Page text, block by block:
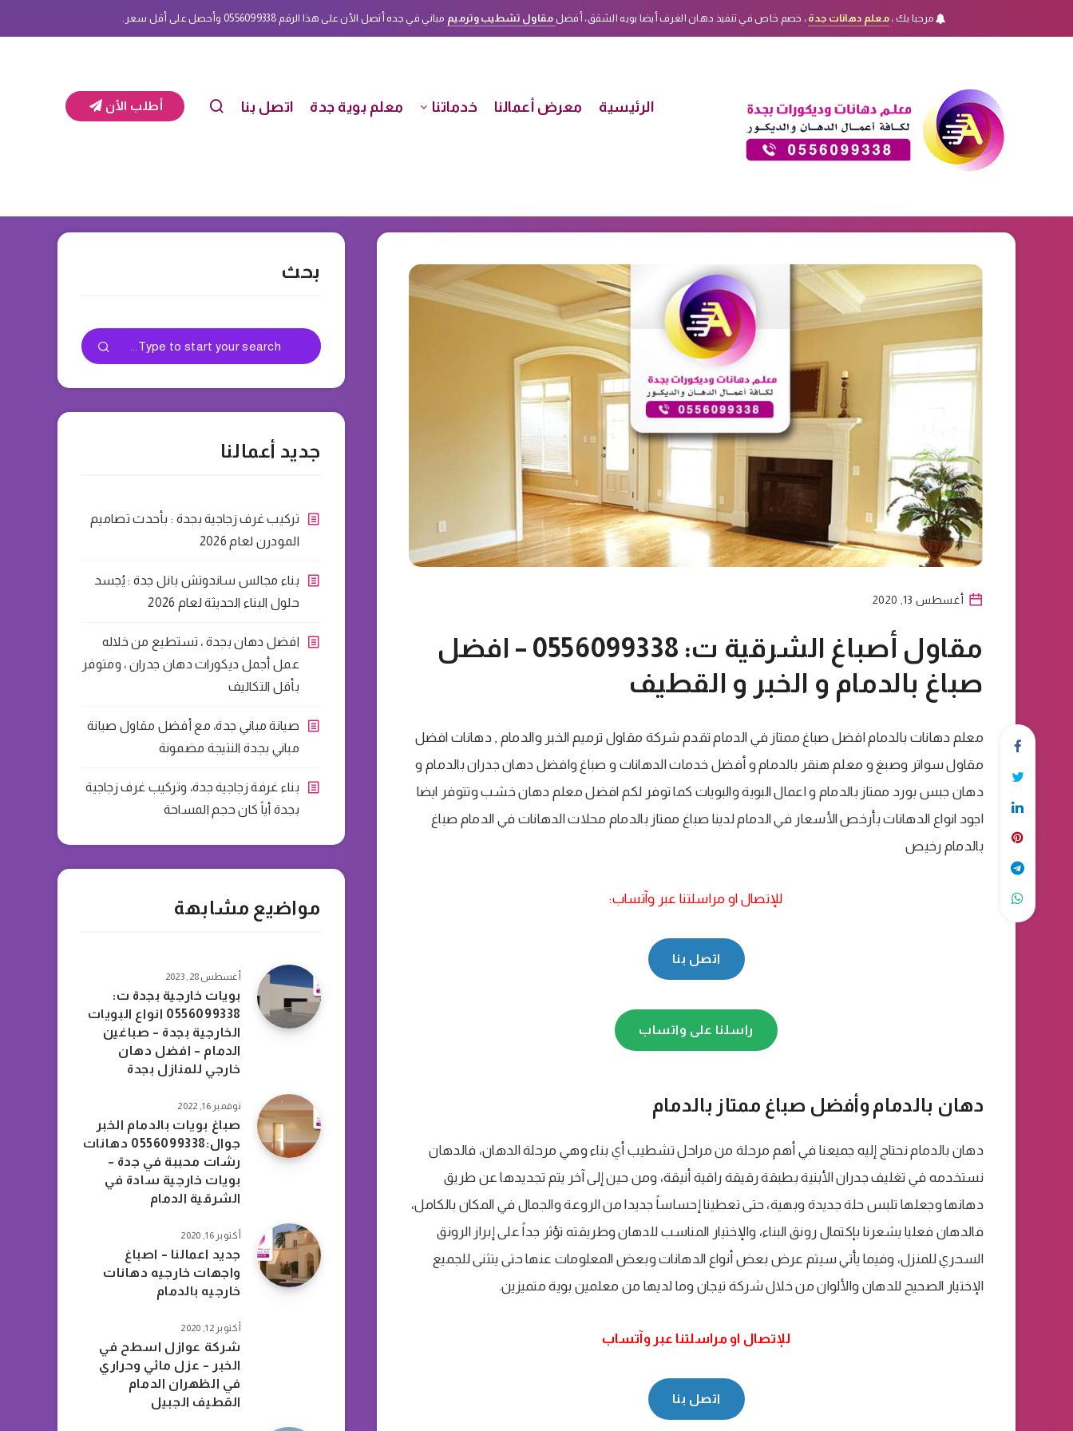
مرحبا بك ،معلم دهانات جدة ، خصم خاص في تنفيذ دهان الغرف أيضا بويه الشقق، أفضل مقاول تشطيب وترميم مباني في جده أتصل الأن على هذا الرقم 0556099338 وأحصل على أقل سعر.
الرئيسية معرض أعمالنا خدماتنا معلم بوية جدة اتصل بنا أطلب الأن
أغسطس 13, 2020
مقاول أصباغ الشرقية ت: 0556099338 – افضل
صباغ بالدمام و الخبر و القطيف
معلم دهانات بالدمام افضل صباغ ممتاز في الدمام تقدم شركة مقاول ترميم الخبر والدمام , دهانات افضل
مقاول سواتر وصبغ و معلم هنقر بالدمام و أفضل خدمات الدهانات و صباغ وافضل دهان جدران بالدمام و
دهان جبس بورد ممتاز بالدمام و اعمال البوية والبويات كما توفر لكم افضل معلم دهان خشب وتتوفر ايضا
اجود انواع الدهانات بأرخص الأسعار في الدمام لدينا صباغ ممتاز بالدمام محلات الدهانات في الدمام صباغ
بالدمام رخيص
للإتصال او مراسلتنا عبر وآتساب:
اتصل بنا
راسلنا على واتساب
دهان بالدمام وأفضل صباغ ممتاز بالدمام
دهان بالدمام نحتاج إليه جميعنا في أهم مرحلة من مراحل تشطيب أي بناء وهي مرحلة الدهان، فالدهان
نستخدمه في تغليف جدران الأبنية بطبقة رقيقة راقية أنيقة، ومن حين إلى آخر يتم تجديدها عن طريق
دهانها وجعلها تلبس حلة جديدة وبهية، حتى تعطينا إحساساً جديدا من الروعة والجمال في المكان بالكامل،
فالدهان فعليا يشعرنا بإكتمال رونق البناء، والإختيار المناسب للدهان وطريقته تؤثر جداً على إبراز الرونق
السحري للمنزل، وفيما يأتي سيتم عرض بعض أنواع الدهانات وبعض المعلومات عنها حتى يتثنى للجميع
الإختيار الصحيح للدهان والألوان من خلال شركة تيجان وما لديها من معلمين بوية متميزين.
للإتصال او مراسلتنا عبر وآتساب
اتصل بنا
بحث
جديد أعمالنا
تركيب غرف زجاجية بجدة : بأحدث تصاميم
المودرن لعام 2026
بناء مجالس ساندوتش بانل جدة : يُجسد
حلول البناء الحديثة لعام 2026
افضل دهان بجدة ، تستطيع من خلاله
عمل أجمل ديكورات دهان جدران ، ومتوفر
بأقل التكاليف
صيانة مباني جدة، مع أفضل مقاول صيانة
مباني بجدة النتيجة مضمونة
بناء غرفة زجاجية جدة، وتركيب غرف زجاجية
بجدة أياً كان حجم المساحة
مواضيع مشابهة
أغسطس 28, 2023
بويات خارجية بجدة ت:
0556099338 انواع البويات
الخارجية بجدة – صباغين
الدمام – افضل دهان
خارجي للمنازل بجدة
نوفمبر 16, 2022
صباغ بويات بالدمام الخبر
جوال:0556099338 دهانات
رشات محببة في جدة –
بويات خارجية سادة في
الشرقية الدمام
أكتوبر 16, 2020
جديد اعمالنا – اصباغ
واجهات خارجيه دهانات
خارجيه بالدمام
أكتوبر 12, 2020
شركة عوازل اسطح في
الخبر – عزل مائي وحراري
في الظهران الدمام
القطيف الجبيل